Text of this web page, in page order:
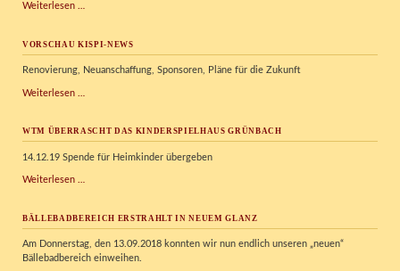
Weiterlesen …
VORSCHAU KISPI-NEWS
Renovierung, Neuanschaffung, Sponsoren, Pläne für die Zukunft
Weiterlesen …
WTM ÜBERRASCHT DAS KINDERSPIELHAUS GRÜNBACH
14.12.19 Spende für Heimkinder übergeben
Weiterlesen …
Kinderspielhaus
BÄLLEBADBEREICH ERSTRAHLT IN NEUEM GLANZ
Am Donnerstag, den 13.09.2018 konnten wir nun endlich unseren „neuen“
Bällebadbereich einweihen.